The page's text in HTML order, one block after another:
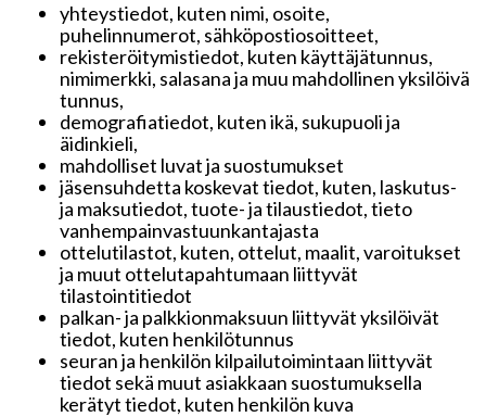
yhteystiedot, kuten nimi, osoite,
puhelinnumerot, sähköpostiosoitteet,
rekisteröitymistiedot, kuten käyttäjätunnus,
nimimerkki, salasana ja muu mahdollinen yksilöivä
tunnus,
demografiatiedot, kuten ikä, sukupuoli ja
äidinkieli,
mahdolliset luvat ja suostumukset
jäsensuhdetta koskevat tiedot, kuten, laskutus-
ja maksutiedot, tuote- ja tilaustiedot, tieto
vanhempainvastuunkantajasta
ottelutilastot, kuten, ottelut, maalit, varoitukset
ja muut ottelutapahtumaan liittyvät
tilastointitiedot
palkan- ja palkkionmaksuun liittyvät yksilöivät
tiedot, kuten henkilötunnus
seuran ja henkilön kilpailutoimintaan liittyvät
tiedot sekä muut asiakkaan suostumuksella
kerätyt tiedot, kuten henkilön kuva